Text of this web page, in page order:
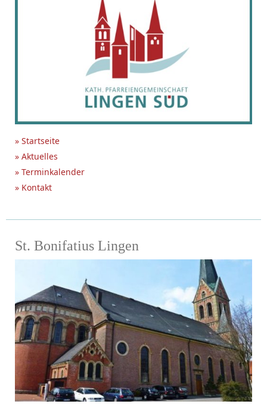
» Startseite
» Aktuelles
» Terminkalender
» Kontakt
St. Bonifatius Lingen